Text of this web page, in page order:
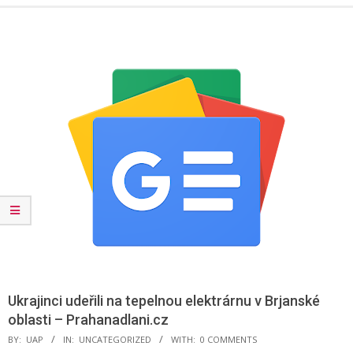
Ukrajinci udeřili na tepelnou elektrárnu v Brjanské
oblasti – Prahanadlani.cz
BY: UAP IN: UNCATEGORIZED WITH: 0 COMMENTS